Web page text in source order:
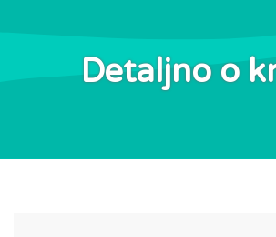
Detaljno o